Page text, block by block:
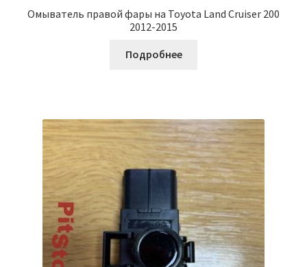
Омыватель правой фары на Toyota Land Cruiser 200
2012-2015
Подробнее